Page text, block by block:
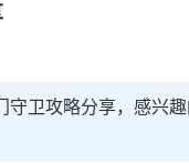
卫攻略分享，感兴